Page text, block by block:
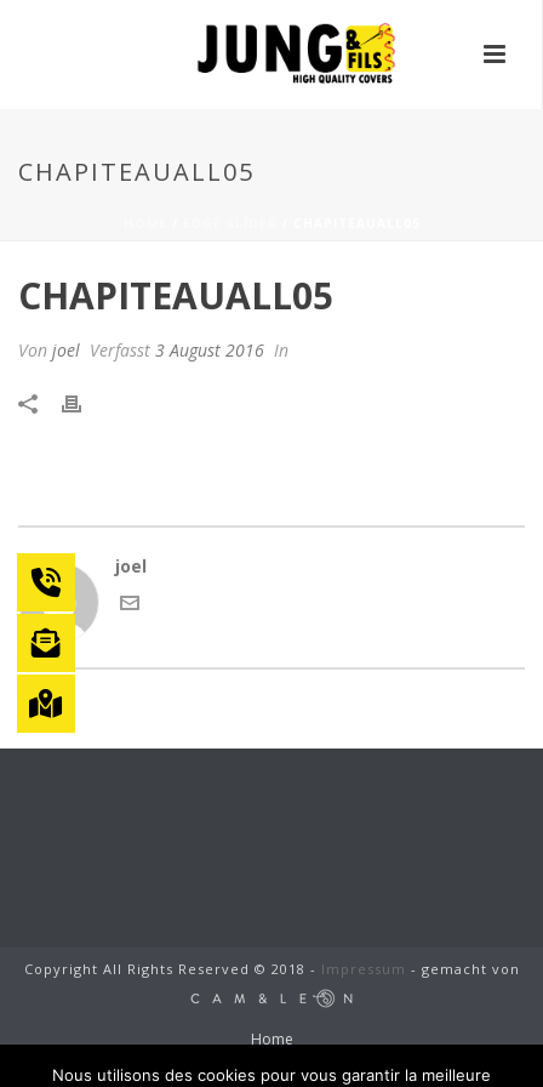
CHAPITEAUALL05
CHAPITEAUALL05
Von joel Verfasst 3 August 2016 In
joel
Copyright All Rights Reserved © 2018 - Impressum - gemacht von
Home
Jung und Sohn
Nous utilisons des cookies pour vous garantir la meilleure